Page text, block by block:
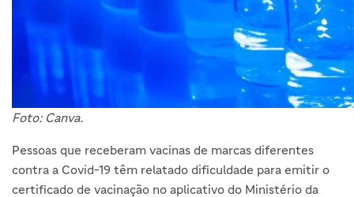
Foto: Canva.
Pessoas que receberam vacinas de marcas diferentes
contra a Covid-19 têm relatado dificuldade para emitir o
certificado de vacinação no aplicativo do Ministério da